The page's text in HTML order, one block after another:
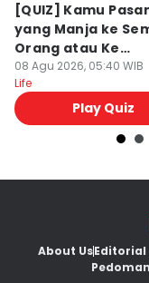
[QUIZ] Kamu
yang Manja ke
Orang atau Ke
Pasangan Aja?
08 Agu 2026, 05:40 WIB
Life
Play Quiz
About UsEditorial